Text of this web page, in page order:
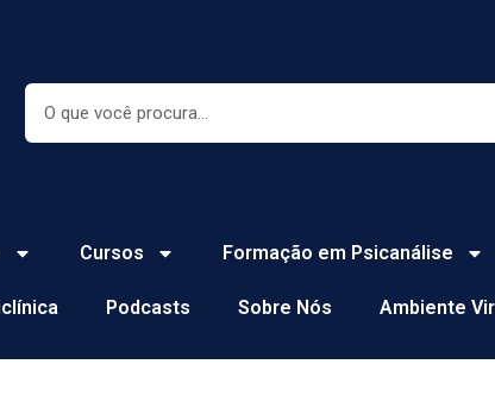
Cursos Formação em Psicanálise
Podcasts Sobre Nós Ambiente